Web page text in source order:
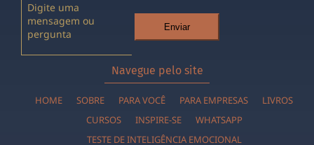
Enviar
Navegue pelo site
HOME SOBRE PARA VOCÊ PARA EMPRESAS
LIVROS
CURSOS
INSPIRE-SE
WHATSAPP
TESTE DE INTELIGÊNCIA EMOCIONAL